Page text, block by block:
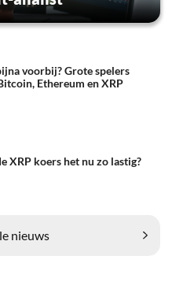
voorbij? Grote spelers
Ethereum en XRP
XRP koers het nu zo lastig?
nieuws